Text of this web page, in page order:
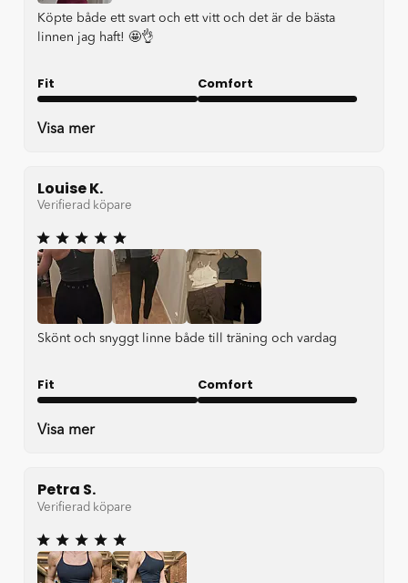
Köpte både ett svart och ett vitt och det är de bästa
linnen jag haft! 🤩👌
Fit Comfort
Visa mer
Louise K.
Verifierad köpare
Skönt och snyggt linne både till träning och vardag
Fit Comfort
Visa mer
Petra S.
Verifierad köpare